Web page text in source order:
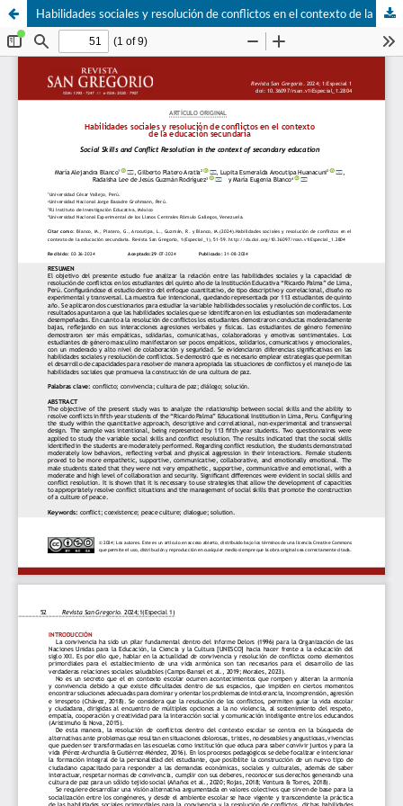
Habilidades sociales y resolución de conflictos en el contexto de la educación secundaria